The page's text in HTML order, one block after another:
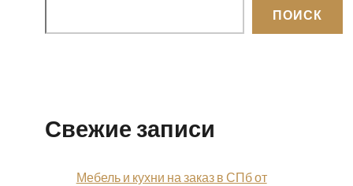
ПОИСК
Свежие записи
Мебель и кухни на заказ в СПб от